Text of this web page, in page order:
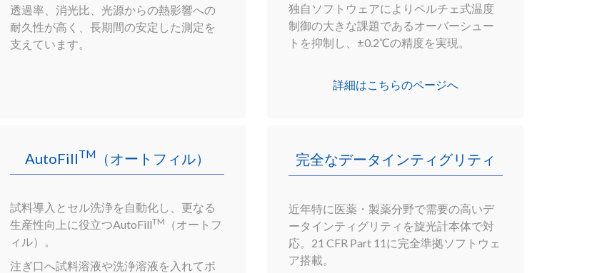
透過率、消光比、光源からの熱影響への
耐久性が高く、長期間の安定した測定を
支えています。
独自ソフトウェアによりペルチェ式温度
制御の大きな課題であるオーバーシュー
トを抑制し、±0.2℃の精度を実現。
詳細はこちらのページへ
AutoFillTM（オートフィル）
試料導入とセル洗浄を自動化し、更なる
生産性向上に役立つAutoFillTM
（オートフ
ィル）。
注ぎ口へ試料溶液や洗浄溶液を入れてボ
完全なデータインティグリティ
近年特に医薬・製薬分野で需要の高いデ
ータインティグリティを旋光計本体で対
応。21 CFR Part 11に完全準拠ソフトウェ
ア搭載。